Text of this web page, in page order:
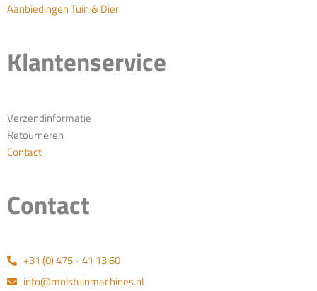
Aanbiedingen Tuin & Dier
Klantenservice
Verzendinformatie
Retourneren
Contact
Contact
+31 (0) 475 - 41 13 60
info@molstuinmachines.nl